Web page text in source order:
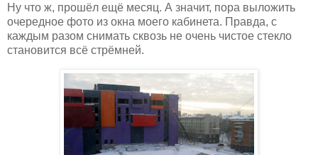
Ну что ж, прошёл ещё месяц. А значит, пора выложить
очередное фото из окна моего кабинета. Правда, с
каждым разом снимать сквозь не очень чистое стекло
становится всё стрёмней.